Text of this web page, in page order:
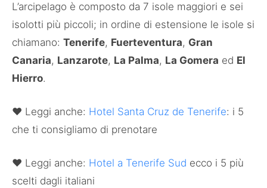
L’arcipelago è composto da 7 isole maggiori e sei
isolotti più piccoli; in ordine di estensione le isole si
chiamano: Tenerife, Fuerteventura, Gran
Canaria, Lanzarote, La Palma, La Gomera ed El
Hierro.
♥ Leggi anche: Hotel Santa Cruz de Tenerife: i 5
che ti consigliamo di prenotare
♥ Leggi anche: Hotel a Tenerife Sud ecco i 5 più
scelti dagli italiani